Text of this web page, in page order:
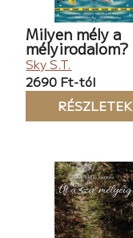
Milyen mély a
mélyirodalom?
Sky S.T.
2690 Ft-tól
RÉSZLETEK